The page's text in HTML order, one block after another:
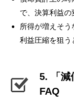
で、決算利益の
所得が増えそう
利益圧縮を狙う
5. 「減
FAQ